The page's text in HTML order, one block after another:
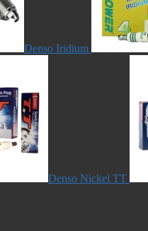
Denso Iridium
Denso Nickel TT